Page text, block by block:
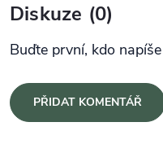
Diskuze (0)
Buďte první, kdo
PŘIDAT KOMENTÁŘ